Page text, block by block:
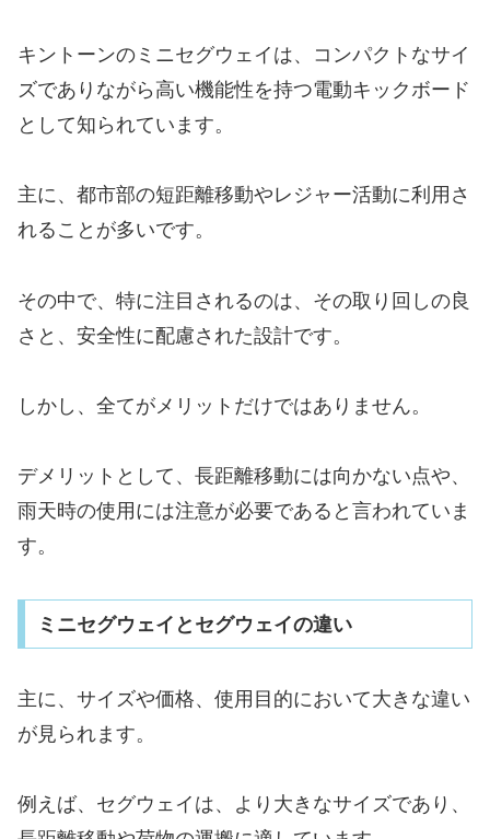
キントーンのミニセグウェイは、コンパクトなサイ
ズでありながら高い機能性を持つ電動キックボード
として知られています。
主に、都市部の短距離移動やレジャー活動に利用さ
れることが多いです。
その中で、特に注目されるのは、その取り回しの良
さと、安全性に配慮された設計です。
しかし、全てがメリットだけではありません。
デメリットとして、長距離移動には向かない点や、
雨天時の使用には注意が必要であると言われていま
す。
ミニセグウェイとセグウェイの違い
主に、サイズや価格、使用目的において大きな違い
が見られます。
例えば、セグウェイは、より大きなサイズであり、